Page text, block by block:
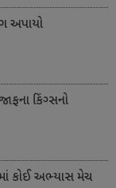
અપાયો
કિંગ્સનો
કોઈ અભ્યાસ મેચ